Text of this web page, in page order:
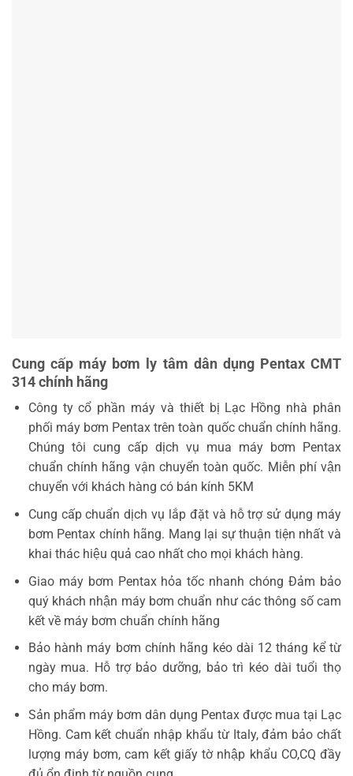
Cung cấp máy bơm ly tâm dân dụng Pentax CMT
314 chính hãng
Công ty cổ phần máy và thiết bị Lạc Hồng nhà phân
phối máy bơm Pentax trên toàn quốc chuẩn chính hãng.
Chúng tôi cung cấp dịch vụ mua máy bơm Pentax
chuẩn chính hãng vận chuyển toàn quốc. Miễn phí vận
chuyển với khách hàng có bán kính 5KM
Cung cấp chuẩn dịch vụ lắp đặt và hỗ trợ sử dụng máy
bơm Pentax chính hãng. Mang lại sự thuận tiện nhất và
khai thác hiệu quả cao nhất cho mọi khách hàng.
Giao máy bơm Pentax hỏa tốc nhanh chóng Đảm bảo
quý khách nhận máy bơm chuẩn như các thông số cam
kết về máy bơm chuẩn chính hãng
Bảo hành máy bơm chính hãng kéo dài 12 tháng kể từ
ngày mua. Hỗ trợ bảo dưỡng, bảo trì kéo dài tuổi thọ
cho máy bơm.
Sản phẩm máy bơm dân dụng Pentax được mua tại Lạc
Hồng. Cam kết chuẩn nhập khẩu từ Italy, đảm bảo chất
lượng máy bơm, cam kết giấy tờ nhập khẩu CO,CQ đầy